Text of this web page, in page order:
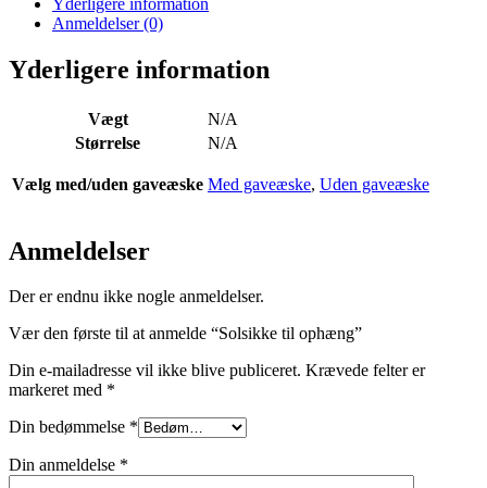
Anmeldelser (0)
Yderligere information
Vægt
N/A
Størrelse
N/A
Vælg med/uden gaveæske Med gaveæske, Uden gaveæske
Anmeldelser
Der er endnu ikke nogle anmeldelser.
Vær den første til at anmelde “Solsikke til ophæng”
Din e-mailadresse vil ikke blive publiceret. Krævede felter er
markeret med *
Din bedømmelse *
Din anmeldelse *